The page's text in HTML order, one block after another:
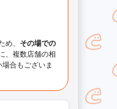
、 その場での
、複数店舗の相
合もございま